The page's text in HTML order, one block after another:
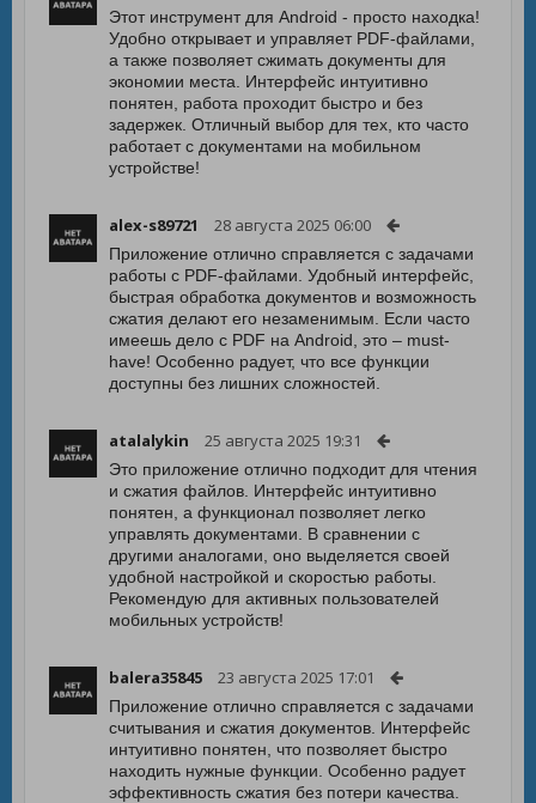
Этот инструмент для Android - просто находка!
Удобно открывает и управляет PDF-файлами,
а также позволяет сжимать документы для
экономии места. Интерфейс интуитивно
понятен, работа проходит быстро и без
задержек. Отличный выбор для тех, кто часто
работает с документами на мобильном
устройстве!
alex-s89721 28 августа 2025 06:00
Приложение отлично справляется с задачами
работы с PDF-файлами. Удобный интерфейс,
быстрая обработка документов и возможность
сжатия делают его незаменимым. Если часто
имеешь дело с PDF на Android, это – must-
have! Особенно радует, что все функции
доступны без лишних сложностей.
atalalykin 25 августа 2025 19:31
Это приложение отлично подходит для чтения
и сжатия файлов. Интерфейс интуитивно
понятен, а функционал позволяет легко
управлять документами. В сравнении с
другими аналогами, оно выделяется своей
удобной настройкой и скоростью работы.
Рекомендую для активных пользователей
мобильных устройств!
balera35845 23 августа 2025 17:01
Приложение отлично справляется с задачами
считывания и сжатия документов. Интерфейс
интуитивно понятен, что позволяет быстро
находить нужные функции. Особенно радует
эффективность сжатия без потери качества.